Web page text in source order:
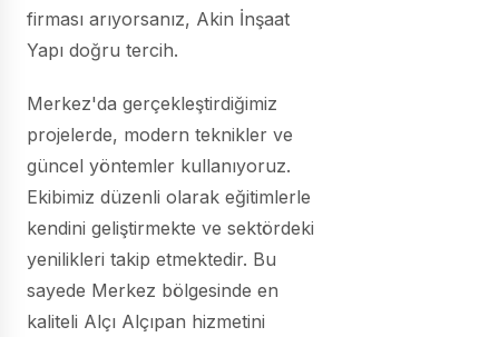
firması arıyorsanız, Akin İnşaat
Yapı doğru tercih.
Merkez'da gerçekleştirdiğimiz
projelerde, modern teknikler ve
güncel yöntemler kullanıyoruz.
Ekibimiz düzenli olarak eğitimlerle
kendini geliştirmekte ve sektördeki
yenilikleri takip etmektedir. Bu
sayede Merkez bölgesinde en
kaliteli Alçı Alçıpan hizmetini